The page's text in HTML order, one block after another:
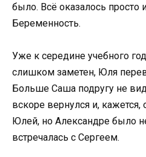
было. Всё оказалось просто
Беременность.
Уже к середине учебного
слишком заметен, Юля
Больше Саша подругу не
вскоре вернулся и,
Юлей, но Александре было
встречалась с Сергеем.